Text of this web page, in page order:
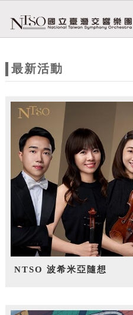
站
題
最新活動
NTSO 波希米亞隨想